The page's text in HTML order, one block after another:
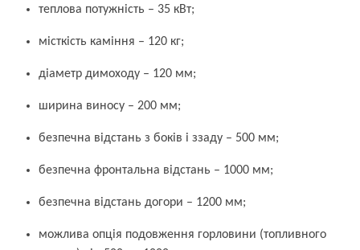
теплова потужність – 35 кВт;
місткість каміння – 120 кг;
діаметр димоходу – 120 мм;
ширина виносу – 200 мм;
безпечна відстань з боків і ззаду – 500 мм;
безпечна фронтальна відстань – 1000 мм;
безпечна відстань догори – 1200 мм;
можлива опція подовження горловини (топливного